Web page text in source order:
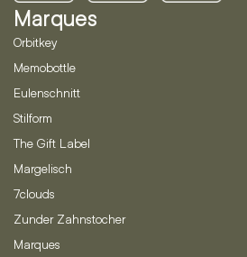
Marques
Orbitkey
Memobottle
Eulenschnitt
Stilform
The Gift Label
Margelisch
7clouds
Zunder Zahnstocher
Marques